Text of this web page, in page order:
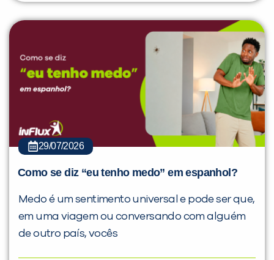
29/07/2026
Como se diz “eu tenho medo” em espanhol?
Medo é um sentimento universal e pode ser que,
em uma viagem ou conversando com alguém
de outro país, vocês